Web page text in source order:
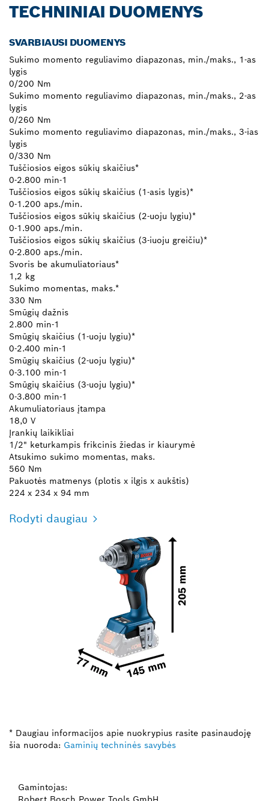
TECHNINIAI DUOMENYS
SVARBIAUSI DUOMENYS
Sukimo momento reguliavimo diapazonas, min./maks., 1-as
lygis
0/200 Nm
Sukimo momento reguliavimo diapazonas, min./maks., 2-as
lygis
0/260 Nm
Sukimo momento reguliavimo diapazonas, min./maks., 3-ias
lygis
0/330 Nm
Tuščiosios eigos sūkių skaičius*
0-2.800 min-1
Tuščiosios eigos sūkių skaičius (1-asis lygis)*
0-1.200 aps./min.
Tuščiosios eigos sūkių skaičius (2-uoju lygiu)*
0-1.900 aps./min.
Tuščiosios eigos sūkių skaičius (3-iuoju greičiu)*
0-2.800 aps./min.
Svoris be akumuliatoriaus*
1,2 kg
Sukimo momentas, maks.*
330 Nm
Smūgių dažnis
2.800 min-1
Smūgių skaičius (1-uoju lygiu)*
0-2.400 min-1
Smūgių skaičius (2-uoju lygiu)*
0-3.100 min-1
Smūgių skaičius (3-uoju lygiu)*
0-3.800 min-1
Akumuliatoriaus įtampa
18,0 V
Įrankių laikikliai
1/2" keturkampis frikcinis žiedas ir kiaurymė
Atsukimo sukimo momentas, maks.
560 Nm
Pakuotės matmenys (plotis x ilgis x aukštis)
224 x 234 x 94 mm
Rodyti daugiau
* Daugiau informacijos apie nuokrypius rasite pasinaudoję
šia nuoroda: Gaminių techninės savybės
Gamintojas: